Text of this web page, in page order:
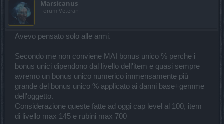
Marsicanus
Forum Veteran
Avevo pensato solo alle armi.
Secondo me non conviene MAI bonus unico % perche i
bonus unici dipendono dal livello dell'item e quasi sempre
avremo un bonus unico numerico immensamente più
grande del bonus unico % applicato ai danni base+gemme
dell'oggetto.
Considerazione queste fatte ad oggi cap level al 100, item
di livello max 145 e rubini max 700